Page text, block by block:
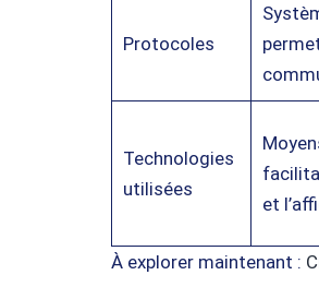
Protocoles
Technologies
utilisées
et
À explorer maintenant :